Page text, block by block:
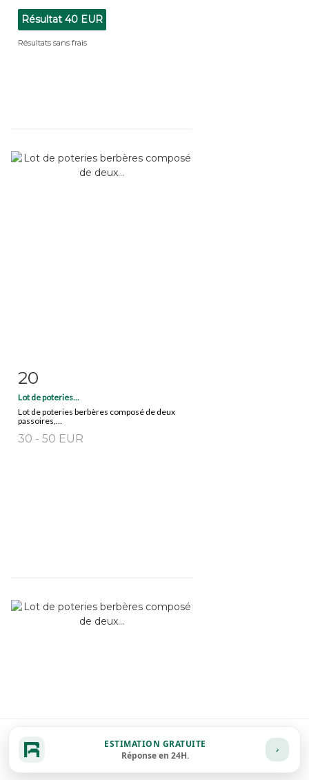
Résultat 40 EUR
Résultats sans frais
Fiche détaillée
20
Lot de poteries...
Lot de poteries berbères composé de deux
passoires,...
30 - 50 EUR
ESTIMATION GRATUITE
Réponse en 24H.